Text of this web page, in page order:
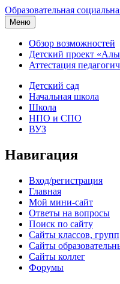
Образовательная
Меню
Обзор возможностей
Детский проект
Аттестация
Детский сад
Начальная школа
Школа
НПО и СПО
ВУЗ
Навигация
Вход/регистрация
Главная
Мой мини-сайт
Ответы на вопросы
Поиск по сайту
Сайты классов,
Сайты
Сайты коллег
Форумы